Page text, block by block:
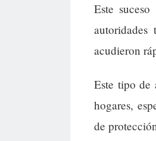
Este
acudieron
Este tipo de
hogares,
de